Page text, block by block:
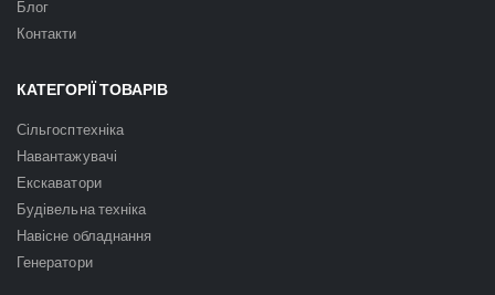
Блог
Контакти
КАТЕГОРІЇ ТОВАРІВ
Сільгосптехніка
Навантажувачі
Екскаватори
Будівельна техніка
Навісне обладнання
Генератори